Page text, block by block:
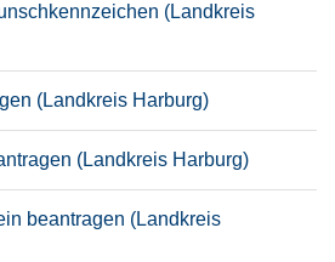
(Landkreis
(Landkreis Harburg)
(Landkreis Harburg)
beantragen (Landkreis